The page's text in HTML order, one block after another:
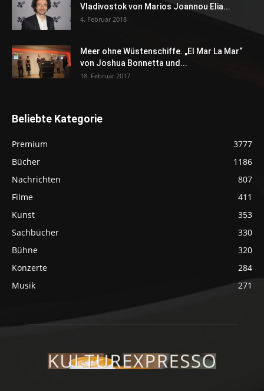
Vladivostok von Marios Joannou Elia...
4. Februar 2018
Meer ohne Wüstenschiffe. „El Mar La Mar“
von Joshua Bonnetta und...
18. Februar 2017
Beliebte Kategorie
Premium
3777
Bücher
1186
Nachrichten
807
Filme
411
Kunst
353
Sachbücher
330
Bühne
320
Konzerte
284
Musik
271